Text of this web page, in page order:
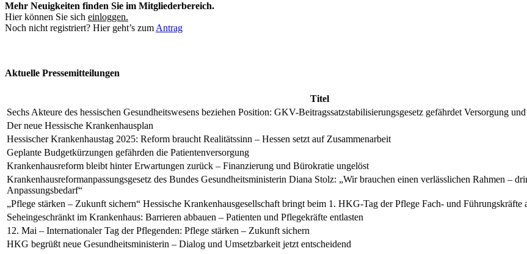
Mehr Neuigkeiten finden Sie im Mitgliederbereich.
Hier können Sie sich einloggen.
Noch nicht registriert? Hier geht’s zum Antrag
Aktuelle Pressemitteilungen
Titel
Sechs Akteure des hessischen Gesundheitswesens beziehen Position: GKV-Beitragssatzstabilisierungsgesetz gefährdet Versorgung
Der neue Hessische Krankenhausplan
Hessischer Krankenhaustag 2025: Reform braucht Realitätssinn – Hessen setzt auf Zusammenarbeit
Geplante Budgetkürzungen gefährden die Patientenversorgung
Krankenhausreform bleibt hinter Erwartungen zurück – Finanzierung und Bürokratie ungelöst
Krankenhausreformanpassungsgesetz des Bundes Gesundheitsministerin Diana Stolz: „Wir brauchen einen verlässlichen Rahmen –
Anpassungsbedarf“
„Pflege stärken – Zukunft sichern“ Hessische Krankenhausgesellschaft bringt beim 1. HKG-Tag der Pflege Fach- und Führungskräfte
Seheingeschränkt im Krankenhaus: Barrieren abbauen – Patienten und Pflegekräfte entlasten
12. Mai – Internationaler Tag der Pflegenden: Pflege stärken – Zukunft sichern
HKG begrüßt neue Gesundheitsministerin – Dialog und Umsetzbarkeit jetzt entscheidend